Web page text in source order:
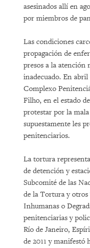
asesinados allí en
por miembros de
Las condiciones
propagación de
presos a la atención
inadecuado. En abril
Complexo
Filho, en el estado
protestar por la
supuestamente les
penitenciarios.
La tortura
de detención y
Subcomité de las
de la Tortura y otros
Inhumanas o
penitenciarias y
Río de Janeiro,
de 2011 y manifestó